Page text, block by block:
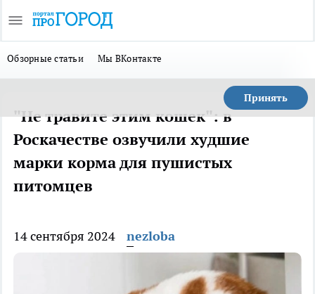
Обзорные статьи Мы ВКонтакте
Принять
"Не травите этим кошек": в
Роскачестве озвучили худшие
марки корма для пушистых
питомцев
14 сентября 2024 nezloba